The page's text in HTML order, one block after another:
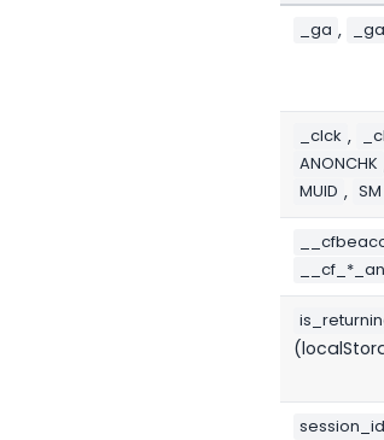
_ga ,
_clck ,
ANONCHK
MUID , SM
session_id